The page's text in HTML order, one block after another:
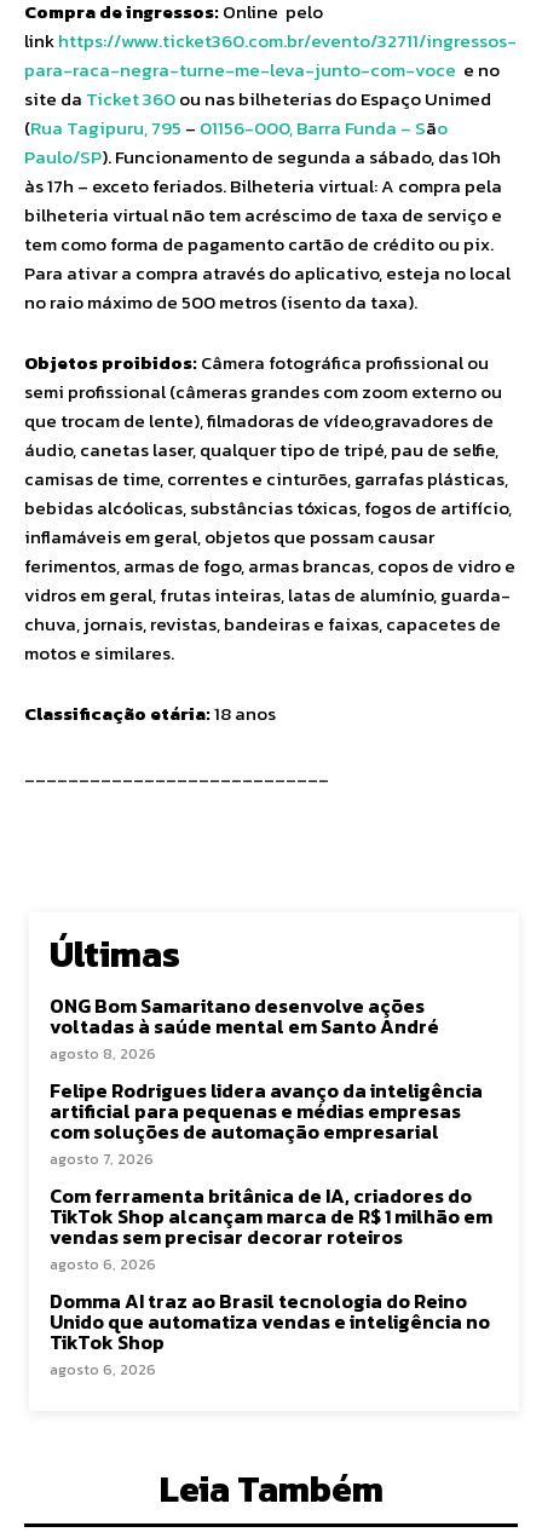
Compra de ingressos:Online pelo
linkhttps://www.ticket360.com.br/evento/32711/ingressos-
para-raca-negra-turne-me-leva-junto-com-voce e no
site da Ticket 360ou nas bilheterias do Espaço Unimed
(Rua Tagipuru, 795 – 01156-000, Barra Funda – São
Paulo/SP). Funcionamento de segunda a sábado, das 10h
às 17h – exceto feriados. Bilheteria virtual: A compra pela
bilheteria virtual não tem acréscimo de taxa de serviço e
tem como forma de pagamento cartão de crédito ou pix.
Para ativar a compra através do aplicativo, esteja no local
no raio máximo de 500 metros (isento da taxa).
Objetos proibidos:Câmera fotográfica profissional ou
semi profissional (câmeras grandes com zoom externo ou
que trocam de lente), filmadoras de vídeo,gravadores de
áudio, canetas laser, qualquer tipo de tripé, pau de selfie,
camisas de time, correntes e cinturões, garrafas plásticas,
bebidas alcóolicas, substâncias tóxicas, fogos de artifício,
inflamáveis em geral, objetos que possam causar
ferimentos, armas de fogo, armas brancas, copos de vidro e
vidros em geral, frutas inteiras, latas de alumínio, guarda-
chuva, jornais, revistas, bandeiras e faixas, capacetes de
motos e similares.
Classificação etária:18 anos
____________________________
Últimas
ONG Bom Samaritano desenvolve ações
voltadas à saúde mental em Santo André
agosto 8, 2026
Felipe Rodrigues lidera avanço da inteligência
artificial para pequenas e médias empresas
com soluções de automação empresarial
agosto 7, 2026
Com ferramenta britânica de IA, criadores do
TikTok Shop alcançam marca de R$ 1 milhão em
vendas sem precisar decorar roteiros
agosto 6, 2026
Domma AI traz ao Brasil tecnologia do Reino
Unido que automatiza vendas e inteligência no
TikTok Shop
agosto 6, 2026
Leia Também